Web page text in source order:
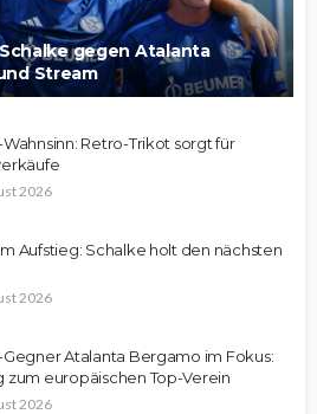
gegen Atalanta
Stream
Retro-Trikot sorgt für
2026
Aufstieg: Schalke holt den nächsten
2026
Atalanta Bergamo im Fokus:
zum europäischen Top-Verein
2026